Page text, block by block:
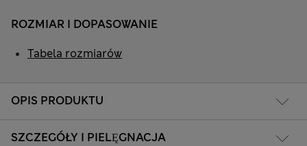
OPIS PRODUKTU
SZCZEGÓŁY I PIELĘGNACJA
ROZMIAR I DOPASOWANIE
Tabela rozmiarów